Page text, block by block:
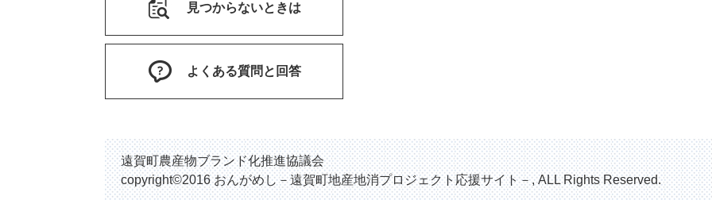
見つからないときは
よくある質問と回答
遠賀町農産物ブランド化推進協議会
copyright©2016 おんがめし－遠賀町地産地消プロジェクト応援サイト－, ALL Rights Reserved.